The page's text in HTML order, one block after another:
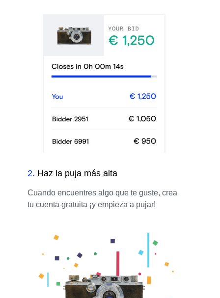
2. Haz la puja más alta
Cuando encuentres algo que te guste, crea
tu cuenta gratuita ¡y empieza a pujar!